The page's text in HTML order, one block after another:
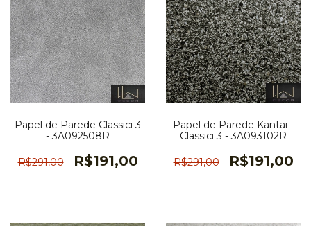
Papel de Parede Classici 3
- 3A092508R
R$291,00 R$191,00
Papel de Parede Kantai -
Classici 3 - 3A093102R
R$291,00 R$191,00